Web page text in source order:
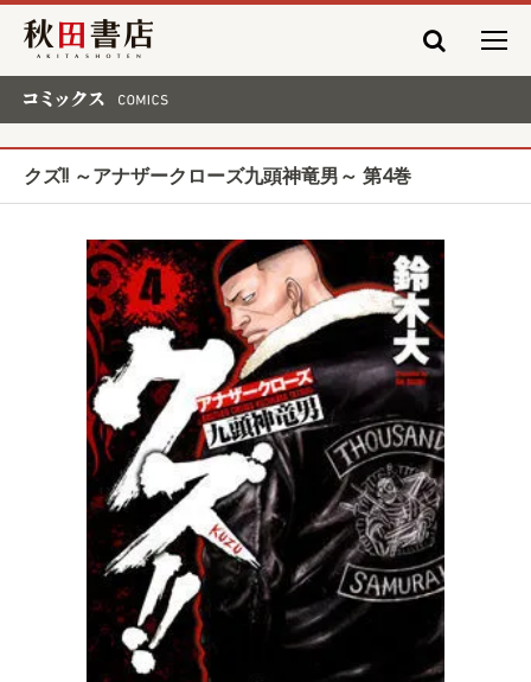
秋田書店
クズ!! ～アナザークローズ九頭神竜男～ 第4巻